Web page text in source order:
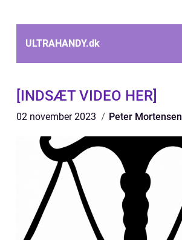
ULTRAHANDY.dk
[INDSÆT VIDEO HER]
02 november 2023 Peter Mortensen